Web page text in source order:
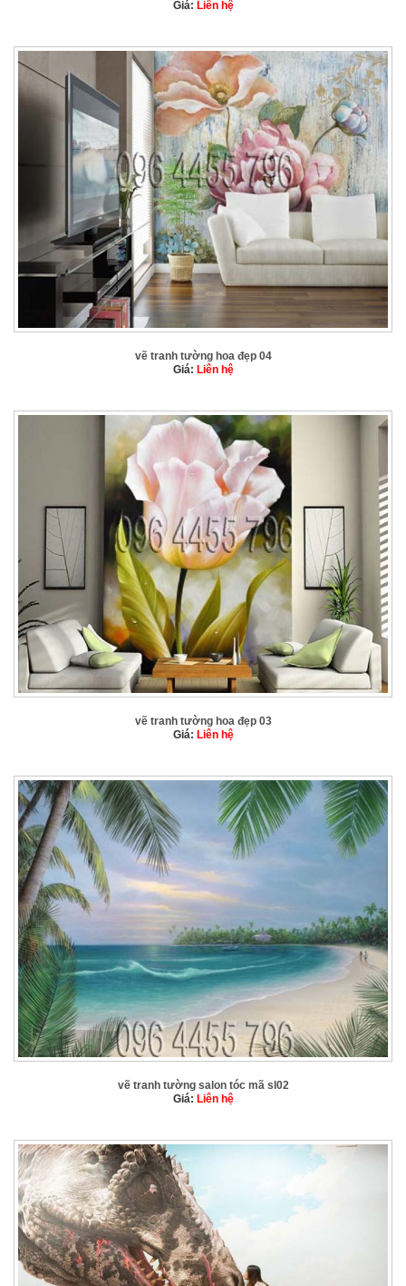
Giá: Liên hệ
vẽ tranh tường hoa đẹp 04
Giá: Liên hệ
vẽ tranh tường hoa đẹp 03
Giá: Liên hệ
vẽ tranh tường salon tóc mã sl02
Giá: Liên hệ